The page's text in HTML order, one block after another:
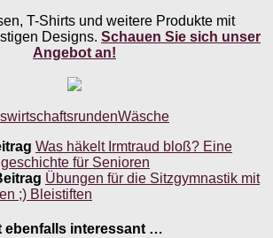
T-Shirts und weitere Produkte mit
Designs. Schauen Sie sich unser
Angebot an!
Wäsche
Was häkelt Irmtraud bloß? Eine
für Senioren
Übungen für die Sitzgymnastik mit
;) Bleistiften
ebenfalls interessant …